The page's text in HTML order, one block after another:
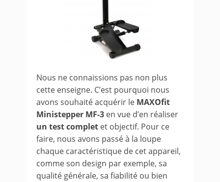
Nous ne connaissions pas non plus
cette enseigne. C’est pourquoi nous
avons souhaité acquérir le MAXOfit
Ministepper MF-3 en vue d’en réaliser
un test complet et objectif. Pour ce
faire, nous avons passé à la loupe
chaque caractéristique de cet appareil,
comme son design par exemple, sa
qualité générale, sa fiabilité ou bien